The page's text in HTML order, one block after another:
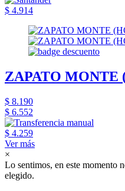
$ 4.914
ZAPATO MONTE
$ 8.190
$ 6.552
$ 4.259
Ver más
×
Lo sentimos, en este momento
elegido.